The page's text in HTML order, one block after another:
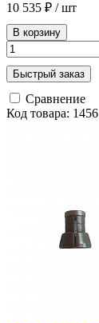
10 535 ₽ / шт
В корзину
Быстрый заказ
Сравнение
Код товара: 1456